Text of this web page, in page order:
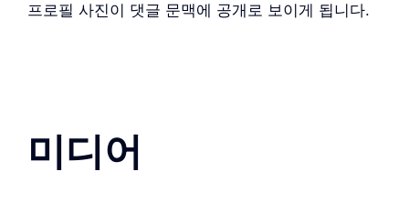
프로필 사진이 댓글 문맥에 공개로 보이게 됩니다.
미디어